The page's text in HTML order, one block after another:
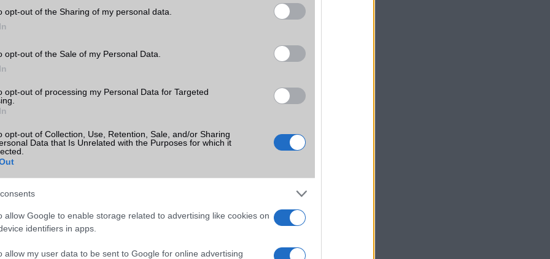
opt-out of the Sharing of my personal data.
opt-out of the Sale of my Personal Data.
opt-out of processing my Personal Data for Targeted
opt-out of Collection, Use, Retention, Sale, and/or Sharing
Data that Is Unrelated with the Purposes for which it
allow Google to enable storage related to advertising like cookies on
identifiers in apps.
allow my user data to be sent to Google for online advertising
és ugyanaz a négy giga RAM, valamint ugyanaz a (középszerű)
színekkel és nagyszerű betekintési szögekkel rendelkezik. Egy olcsó
szép kijelzőnek tűnik. A telefon továbbra is rendelkezik egy 3,5 mm-es
Ritkaság.